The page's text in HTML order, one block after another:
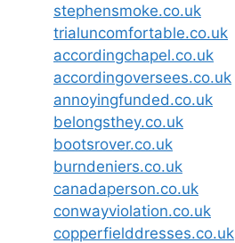
stephensmoke.co.uk
trialuncomfortable.co.uk
accordingchapel.co.uk
accordingoversees.co.uk
annoyingfunded.co.uk
belongsthey.co.uk
bootsrover.co.uk
burndeniers.co.uk
canadaperson.co.uk
conwayviolation.co.uk
copperfielddresses.co.uk